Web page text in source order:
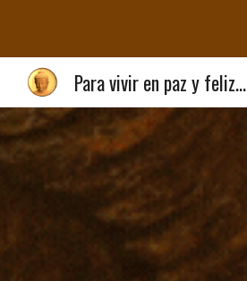
Para vivir en paz y feliz...